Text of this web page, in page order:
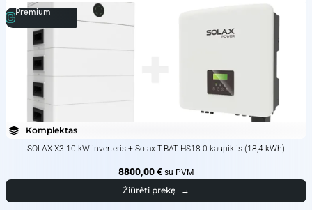
Premium
Komplektas
SOLAX X3 10 kW inverteris + Solax T-BAT HS18.0 kaupiklis (18,4 kWh)
8800,00€ su PVM
Žiūrėti prekę →